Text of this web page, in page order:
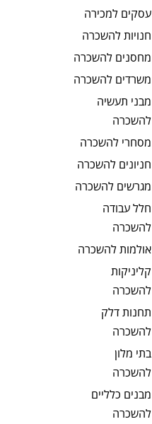
עסקים למכירה
חנויותלהשכרה
מחסנים להשכרה
משרדים להשכרה
מבני תעשיה
להשכרה
מסחרי להשכרה
חניונים להשכרה
מגרשים להשכרה
חלל עבודה
להשכרה
אולמותלהשכרה
קליניקות
להשכרה
תחנות דלק
להשכרה
בתי מלון
להשכרה
מבנים כלליים
להשכרה